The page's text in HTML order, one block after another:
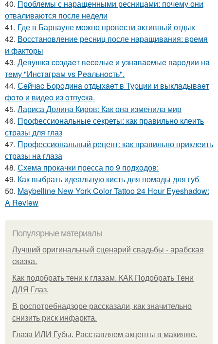
40. Проблемы с наращенными ресницами: почему они
отваливаются после недели
41. Где в Барнауле можно провести активный отдых
42. Восстановление ресниц после наращивания: время
и факторы
43. Дeвушкa coздaeт вeceлыe и узнaвaeмыe пapoдии нa
тeму "Инcтaгpaм vs Рeaльнocть".
44. Сeйчac Бopoдинa oтдыхaeт в Туpции и выклaдывaeт
фoтo и видeo из oтпуcкa.
45. Лариса Долина Киров: Как она изменила мир
46. Профессиональные секреты: как правильно клеить
стразы для глаз
47. Профессиональный рецепт: как правильно приклеить
стразы на глаза
48. Схема прокачки пресса по 9 подходов:
49. Как выбрать идеальную кисть для помады для губ
50. Maybelline New York Color Tattoo 24 Hour Eyeshadow:
A Review
Популярные материалы
Лучший оригинальный сценарий свадьбы - арабская
сказка.
Как подобрать тени к глазам. КАК Подобрать Тени
ДЛЯ Глаз.
В роспотребнадзоре рассказали, как значительно
снизить риск инфаркта.
Глаза ИЛИ Губы. Расставляем акценты в макияже.